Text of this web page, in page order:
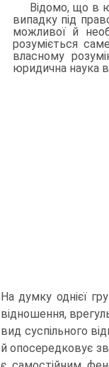
Відомо, що в
випадку під
можливої й
розуміється
власному
юридична наука
На думку однієї
відношення,
вид суспільного
й опосередковує